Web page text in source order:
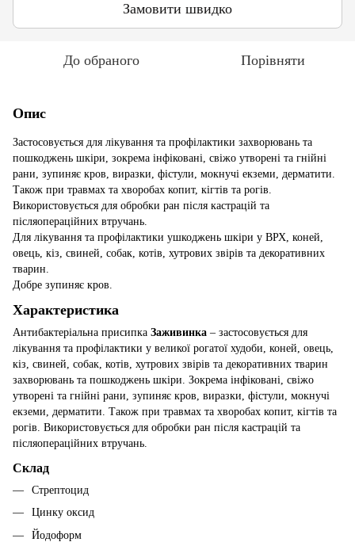
Замовити швидко
До обраного Порівняти
Опис
Застосовується для лікування та профілактики захворювань та
пошкоджень шкіри, зокрема інфіковані, свіжо утворені та гнійні
рани, зупиняє кров, виразки, фістули, мокнучі екземи, дерматити.
Також при травмах та хворобах копит, кігтів та рогів.
Використовується для обробки ран після кастрацій та
післяопераційних втручань.
Для лікування та профілактики ушкоджень шкіри у ВРХ, коней,
овець, кіз, свиней, собак, котів, хутрових звірів та декоративних
тварин.
Добре зупиняє кров.
Характеристика
Антибактеріальна присипка Заживинка – застосовується для
лікування та профілактики у великої рогатої худоби, коней, овець,
кіз, свиней, собак, котів, хутрових звірів та декоративних тварин
захворювань та пошкоджень шкіри. Зокрема інфіковані, свіжо
утворені та гнійні рани, зупиняє кров, виразки, фістули, мокнучі
екземи, дерматити. Також при травмах та хворобах копит, кігтів та
рогів. Використовується для обробки ран після кастрацій та
післяопераційних втручань.
Склад
Стрептоцид
Цинку оксид
Йодоформ